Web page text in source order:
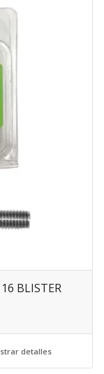
BLISTER
detalles